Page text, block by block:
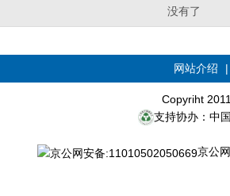
没有了
网站介绍
Copyriht
支持协办：中
京公